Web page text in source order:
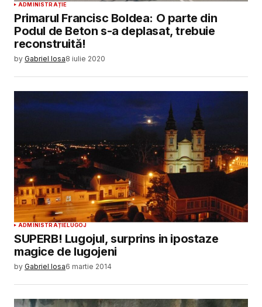
ADMINISTRAȚIE
Primarul Francisc Boldea: O parte din
Podul de Beton s-a deplasat, trebuie
reconstruită!
by Gabriel Iosa8 iulie 2020
ADMINISTRAȚIELUGOJ
SUPERB! Lugojul, surprins in ipostaze
magice de lugojeni
by Gabriel Iosa6 martie 2014